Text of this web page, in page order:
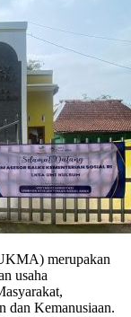
merupakan
usaha
dan Kemanusiaan.